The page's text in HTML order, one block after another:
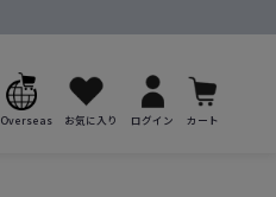
Overseas お気に入り ログイン カート